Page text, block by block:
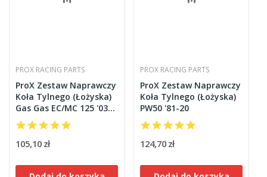
PROX RACING PARTS
ProX Zestaw Naprawczy
Koła Tylnego (Łożyska)
Gas Gas EC/MC 125 '03-
07 + EC/MC
105,10 zł
PROX RACING PARTS
ProX Zestaw Naprawczy
Koła Tylnego (Łożyska)
PW50 '81-20
124,70 zł